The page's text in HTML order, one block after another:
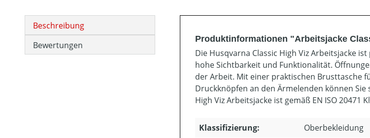
Beschreibung
Bewertungen
Produktinformationen "Arbeitsjacke
Die Husqvarna Classic High Viz Arbeitsjacke
hohe Sichtbarkeit und Funktionalität.
der Arbeit. Mit einer praktischen Brusttasche
Druckknöpfen an den Ärmelenden können
High Viz Arbeitsjacke ist gemäß EN ISO 20471
Klassifizierung: Oberbekleidung